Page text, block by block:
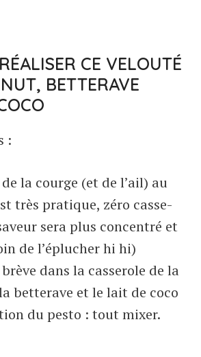
CE VELOUTÉ
BETTERAVE
:
la courge (et de l’ail) au
très pratique, zéro casse-
sera plus concentré et
de l’éplucher hi hi)
dans la casserole de la
betterave et le lait de coco
du pesto : tout mixer.